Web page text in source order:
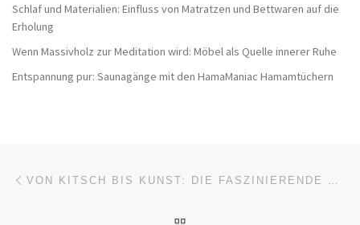
Schlaf und Materialien: Einfluss von Matratzen und Bettwaren auf die
Erholung
Wenn Massivholz zur Meditation wird: Möbel als Quelle innerer Ruhe
Entspannung pur: Saunagänge mit den HamaManiac Hamamtüchern
Beitragsnavigation